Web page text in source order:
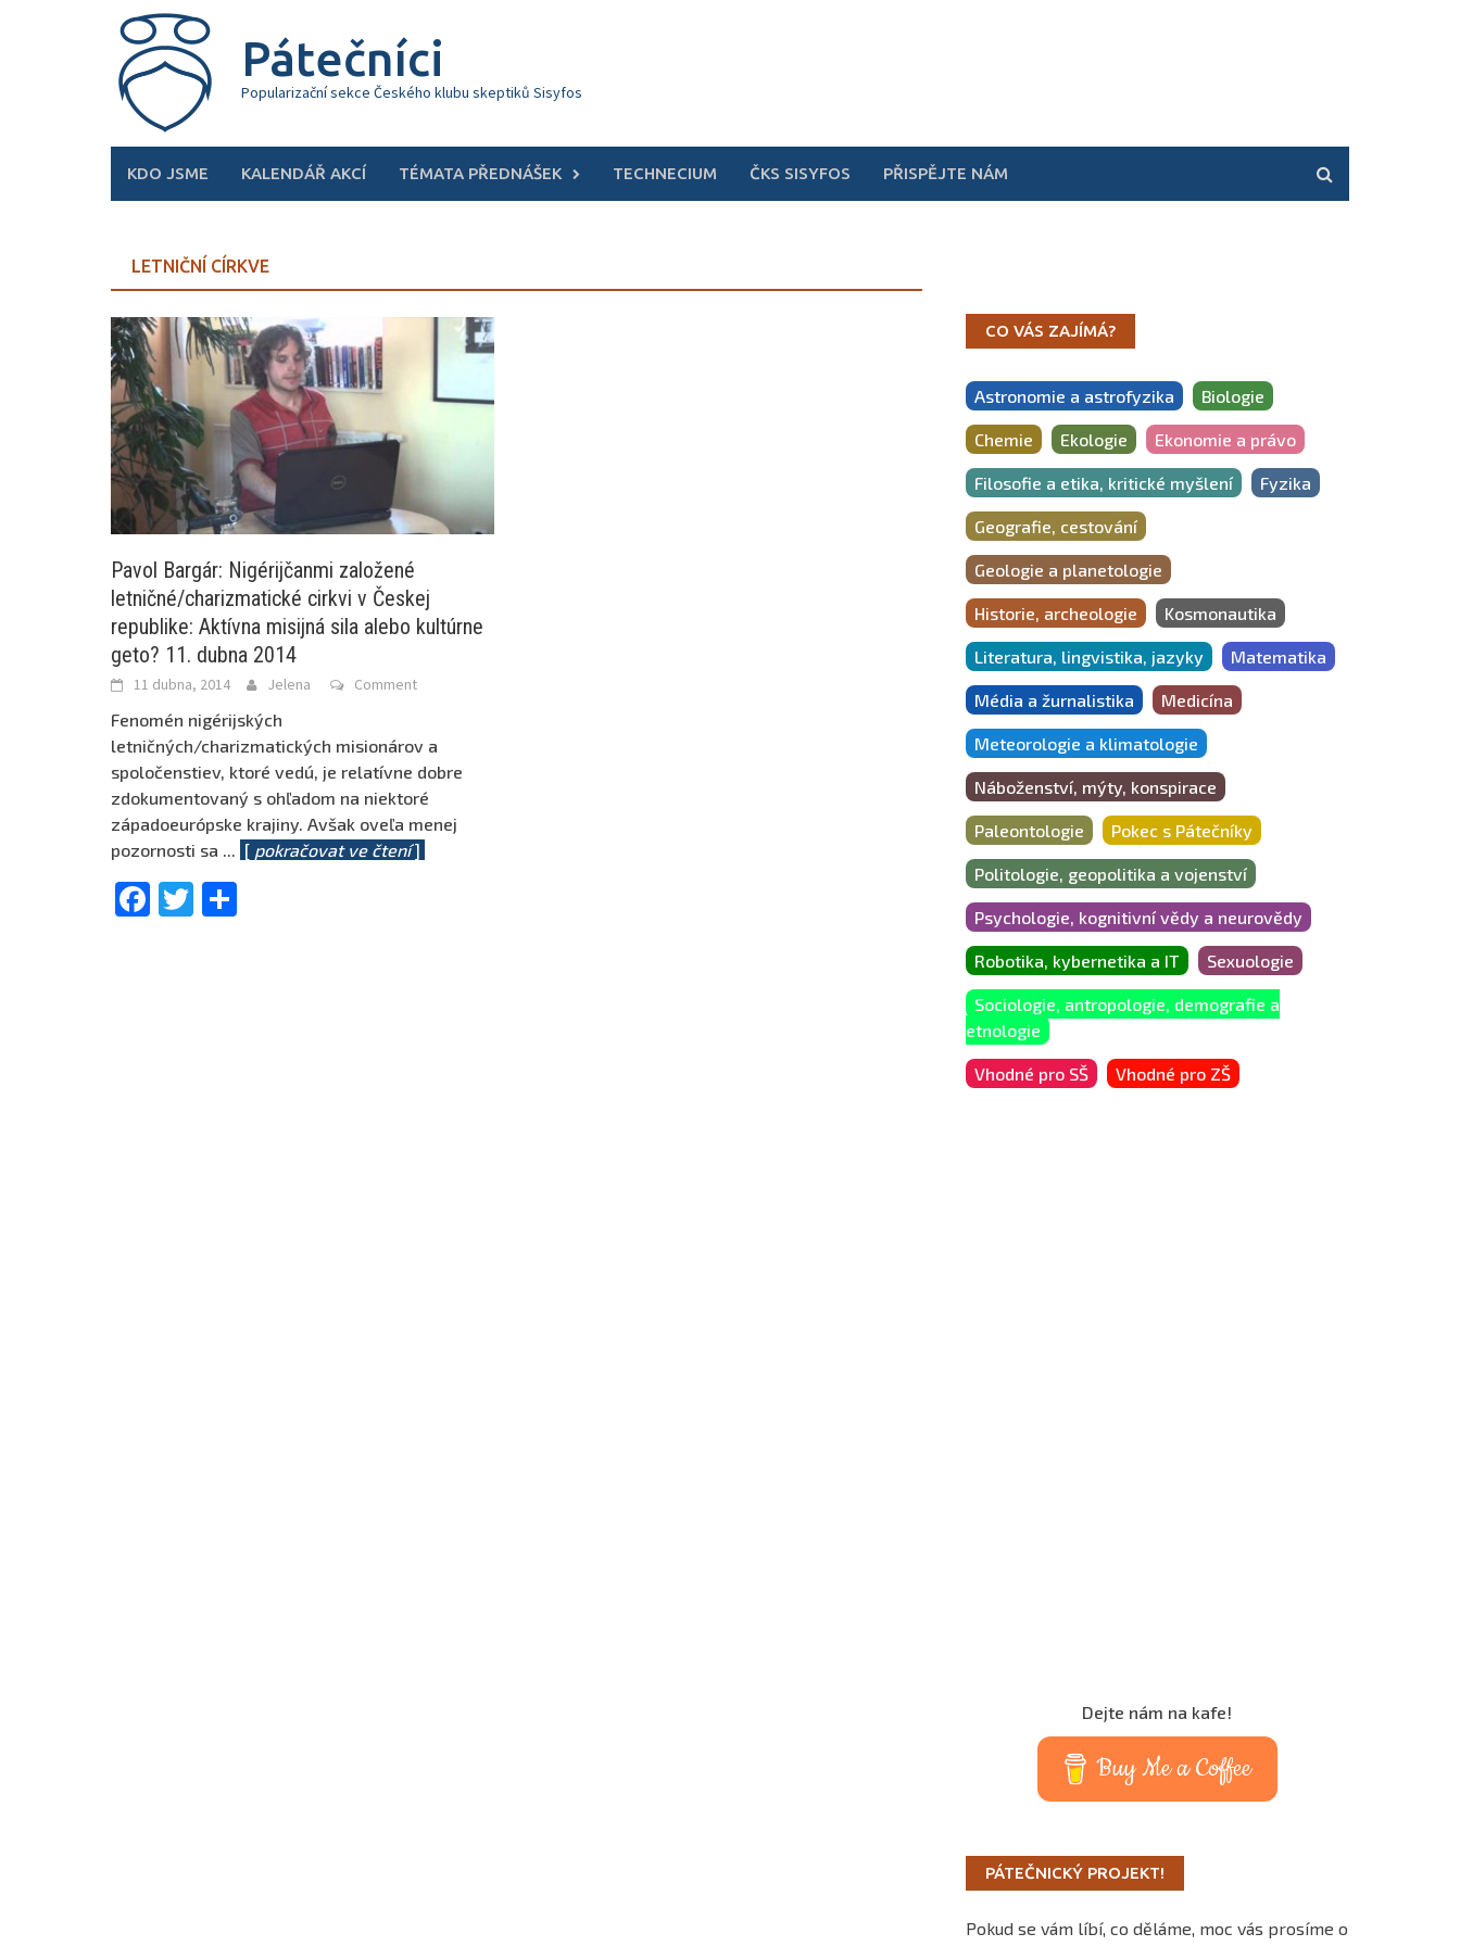
Pátečníci
Popularizační sekce Českého klubu skeptiků Sisyfos
KDO JSME KALENDÁŘ AKCÍ TÉMATA PŘEDNÁŠEK TECHNECIUM ČKS SISYFOS PŘISPĚJTE NÁM
LETNIČNÍ CÍRKVE
Pavol Bargár: Nigérijčanmi založené
letničné/charizmatické cirkvi v Českej
republike: Aktívna misijná sila alebo kultúrne
geto? 11. dubna 2014
11 dubna, 2014 Jelena Comment
Fenomén nigérijských
letničných/charizmatických misionárov a
spoločenstiev, ktoré vedú, je relatívne dobre
zdokumentovaný s ohľadom na niektoré
západoeurópske krajiny. Avšak oveľa menej
pozornosti sa ... [ pokračovat ve čtení]
Facebook
Twitter
CO VÁS ZAJÍMÁ?
Astronomie a astrofyzika Biologie
Chemie Ekologie Ekonomie a právo
Filosofie a etika, kritické myšlení Fyzika
Geografie, cestování
Geologie a planetologie
Historie, archeologie Kosmonautika
Literatura, lingvistika, jazyky Matematika
Média a žurnalistika Medicína
Meteorologie a klimatologie
Náboženství, mýty, konspirace
Paleontologie Pokec s Pátečníky
Politologie, geopolitika a vojenství
Psychologie, kognitivní vědy a neurovědy
Robotika, kybernetika a IT Sexuologie
Sociologie, antropologie, demografie a
etnologie
Vhodné pro SŠ Vhodné pro ZŠ
Dejte nám na kafe!
Buy Me a Coffee
PÁTEČNICKÝ PROJEKT!
Pokud se vám líbí, co děláme, moc vás prosíme o